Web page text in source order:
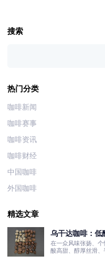
搜索
热门分类
咖啡新闻
咖啡赛事
咖啡资讯
咖啡财经
中国咖啡
外国咖啡
精选文章
乌干达咖啡：低
粮豆
在一众风味张扬、
酸高甜、醇厚丝滑